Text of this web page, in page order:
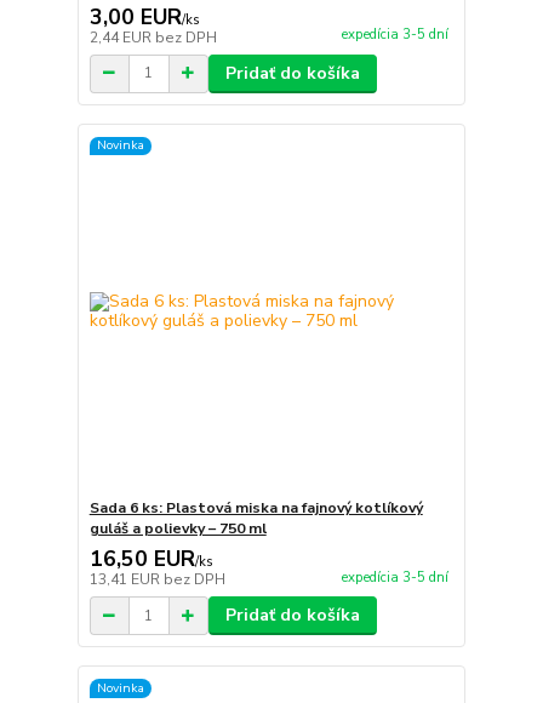
3,00 EUR/ks
2,44 EUR bez DPH expedícia 3-5 dní
Pridať do košíka
Novinka
Sada 6 ks: Plastová miska na fajnový kotlíkový
guláš a polievky – 750 ml
16,50 EUR/ks
13,41 EUR bez DPH expedícia 3-5 dní
Pridať do košíka
Novinka